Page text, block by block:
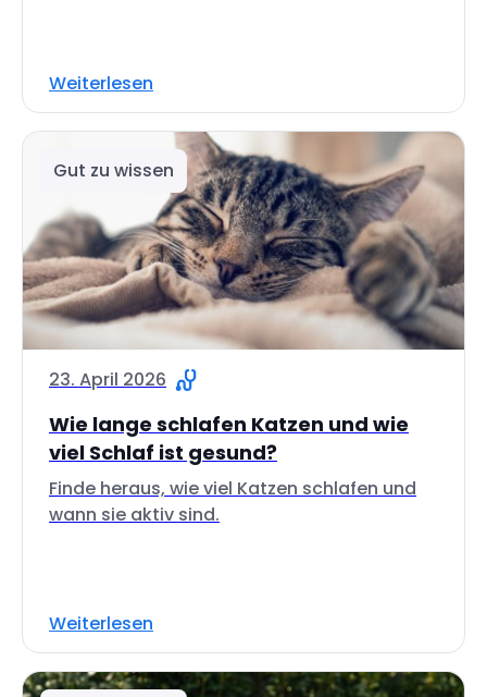
Weiterlesen
Gut zu wissen
23. April 2026
Wie lange schlafen Katzen und wie
viel Schlaf ist gesund?
Finde heraus, wie viel Katzen schlafen und
wann sie aktiv sind.
Weiterlesen